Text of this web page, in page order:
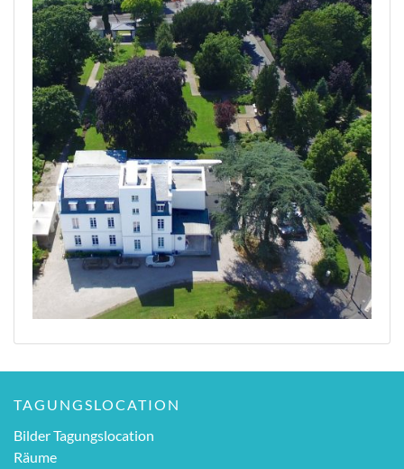
TAGUNGSLOCATION
Bilder Tagungslocation
Räume